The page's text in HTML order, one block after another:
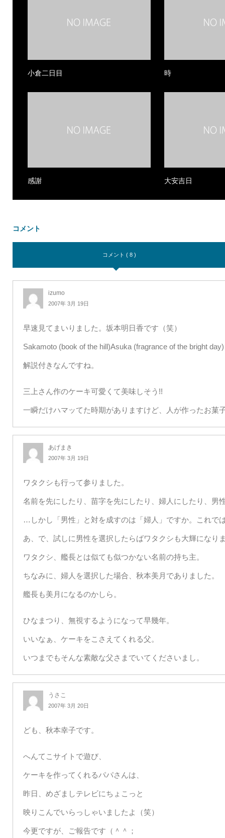
小倉二日目 時
感謝 大安吉日
コメント
コメント ( 8 )
izumo
2007年 3月 19日
早速見てまいりました。坂本明日香です（笑）
Sakamoto (book of the hill)Asuka (fragrance of the bright day)
解説付きなんですね。
三上さん作のケーキ可愛くて美味しそう!!
一瞬だけハマッてた時期がありますけど、人が作ったお菓
あげまき
2007年 3月 19日
ワタクシも行って参りました。
名前を先にしたり、苗字を先にしたり、婦人にしたり、男
…しかし「男性」と対を成すのは「婦人」ですか。これで
あ、で、試しに男性を選択したらばワタクシも大輝になり
ワタクシ、艦長とは似ても似つかない名前の持ち主。
ちなみに、婦人を選択した場合、秋本美月でありました。
艦長も美月になるのかしら。
ひなまつり、無視するようになって早幾年。
いいなぁ、ケーキをこさえてくれる父。
いつまでもそんな素敵な父さまでいてくださいまし。
うさこ
2007年 3月 20日
ども、秋本幸子です。
へんてこサイトで遊び、
ケーキを作ってくれるパパさんは、
昨日、めざましテレビにちょこっと
映りこんでいらっしゃいましたよ（笑）
今更ですが、ご報告です（＾＾；